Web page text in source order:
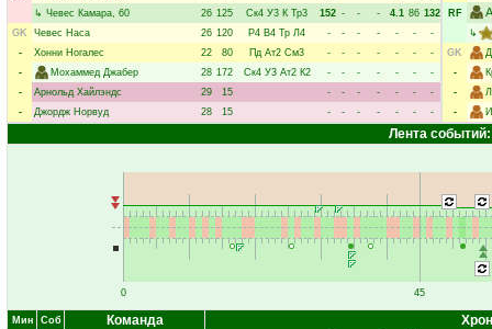
↳ Чевес Камара, 60 26 125 Ск4 У3 К Тр3 152 - - - 4.1 86 132
GK
Чевес Наса 26 120 Р4 В4 Тр Л4 - - - - - -
-
-
Хонни Ногалес 22 80 Пд Ат2 См3 - - - - - -
-
-
Мохаммед Джабер 28 172 Ск4 У3 Ат2 К2 - - - - - -
-
-
Арнольд Хайлэндс 29 15 - - - - - -
-
-
Джордж Норвуд 28 15 - - - - - - -
RF
↳
GK
-
-
-
Лента событий:
0 45
Мин Соб Команда